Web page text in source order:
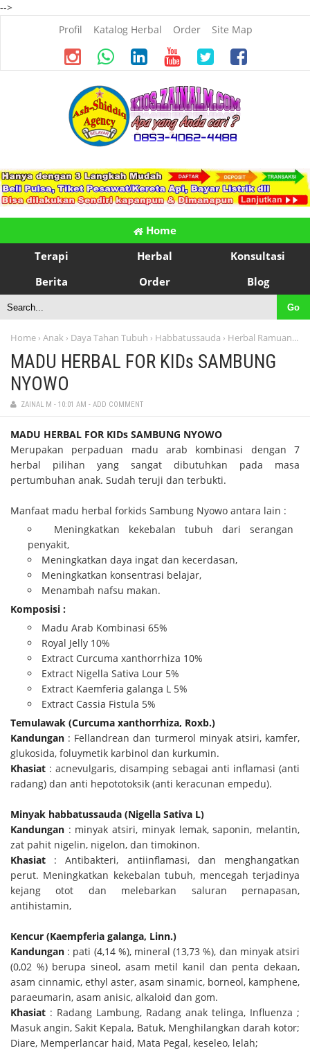
-->
Profil
Katalog Herbal Order Site Map
Home
Terapi
Herbal
Konsultasi
Berita
Order Blog
Home › Anak › Daya Tahan Tubuh › Habbatussauda › Herbal Ramuan Alami
MADU HERBAL FOR KIDs SAMBUNG
NYOWO
ZAINAL M - 10:01 AM - ADD COMMENT
MADU HERBAL FOR KIDs SAMBUNG NYOWO
Merupakan perpaduan madu arab kombinasi dengan 7
herbal pilihan yang sangat dibutuhkan pada masa
pertumbuhan anak. Sudah teruji dan terbukti.
Manfaat madu herbal forkids Sambung Nyowo antara lain :
Meningkatkan kekebalan tubuh dari serangan
penyakit,
Meningkatkan daya ingat dan kecerdasan,
Meningkatkan konsentrasi belajar,
Menambah nafsu makan.
Komposisi :
Madu Arab Kombinasi 65%
Royal Jelly 10%
Extract Curcuma xanthorrhiza 10%
Extract Nigella Sativa Lour 5%
Extract Kaemferia galanga L 5%
Extract Cassia Fistula 5%
Temulawak (Curcuma xanthorrhiza, Roxb.)
Kandungan : Fellandrean dan turmerol minyak atsiri, kamfer,
glukosida, foluymetik karbinol dan kurkumin.
Khasiat : acnevulgaris, disamping sebagai anti inflamasi (anti
radang) dan anti hepototoksik (anti keracunan empedu).
Minyak habbatussauda (Nigella Sativa L)
Kandungan : minyak atsiri, minyak lemak, saponin, melantin,
zat pahit nigelin, nigelon, dan timokinon.
Khasiat : Antibakteri, antiinflamasi, dan menghangatkan
perut. Meningkatkan kekebalan tubuh, mencegah terjadinya
kejang otot dan melebarkan saluran pernapasan,
antihistamin,
Kencur (Kaempferia galanga, Linn.)
Kandungan : pati (4,14 %), mineral (13,73 %), dan minyak atsiri
(0,02 %) berupa sineol, asam metil kanil dan penta dekaan,
asam cinnamic, ethyl aster, asam sinamic, borneol, kamphene,
paraeumarin, asam anisic, alkaloid dan gom.
Khasiat : Radang Lambung, Radang anak telinga, Influenza ;
Masuk angin, Sakit Kepala, Batuk, Menghilangkan darah kotor;
Diare, Memperlancar haid, Mata Pegal, keseleo, lelah;